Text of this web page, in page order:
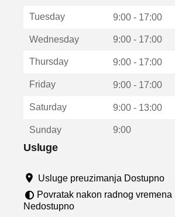
u
u
Tuesday 9:00 - 17:00
Wednesday 9:00 - 17:00
Thursday 9:00 - 17:00
Friday 9:00 - 17:00
Saturday 9:00 - 13:00
Sunday 9:00
Usluge
Usluge preuzimanja Dostupno
Povratak nakon radnog vremena
Nedostupno